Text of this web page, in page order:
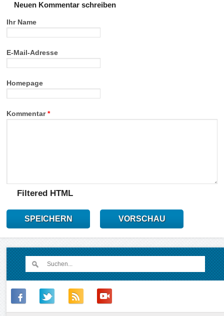
Neuen Kommentar schreiben
Ihr Name
E-Mail-Adresse
Homepage
Kommentar*
Filtered HTML
SPEICHERN VORSCHAU